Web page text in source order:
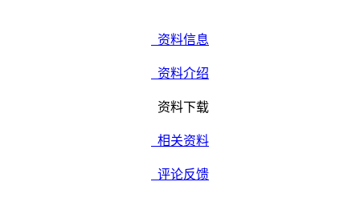
资料信息
资料介绍
资料下载
相关资料
评论反馈